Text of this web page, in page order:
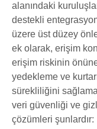
alanındaki
destekli
üzere üst düzey
ek olarak, erişim
erişim riskinin
yedekleme ve
sürekliliğini
veri güvenliği ve
çözümleri şunlardır: